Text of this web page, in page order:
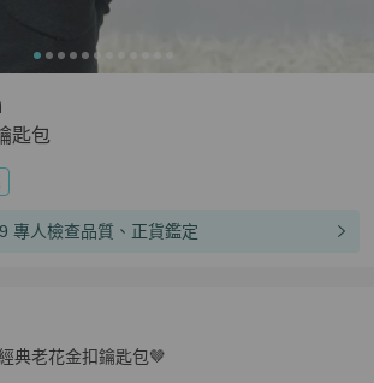
匙包
專人檢查品質、正貨鑑定
扣鑰匙包商品詳情與購買須知
典老花金扣鑰匙包🤎